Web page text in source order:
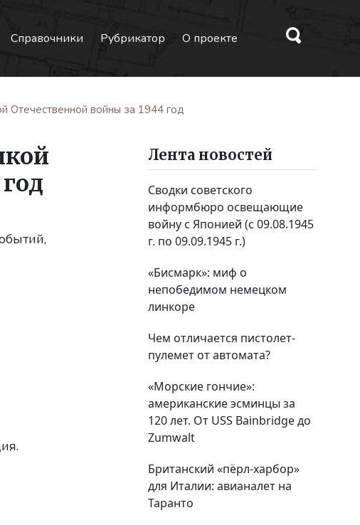
Справочники Рубрикатор О проекте
Отечественной войны за 1944 год
Лента новостей
Сводки советского
информбюро освещающие
войну с Японией (с 09.08.1945
г. по 09.09.1945 г.)
«Бисмарк»: миф о
непобедимом немецком
линкоре
Чем отличается пистолет-
пулемет от автомата?
«Морские гончие»:
американские эсминцы за
120 лет. От USS Bainbridge до
Zumwalt
Британский «пёрл-харбор»
для Италии: авианалет на
Таранто